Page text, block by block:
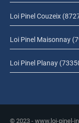
Loi Pinel Couzeix
Loi Pinel Maisonnay
Loi Pinel Planay
© 2023 - www.loi-pinel-